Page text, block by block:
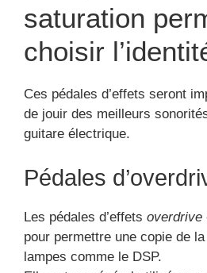
saturation
choisir
Ces pédales d’effets seront
de jouir des meilleurs
guitare électrique.
Pédales
Les pédales d’effets overdrive
pour permettre une copie de
lampes comme le DSP.